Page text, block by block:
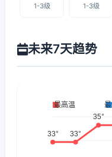
1-3级 1-3级
未来7天趋势